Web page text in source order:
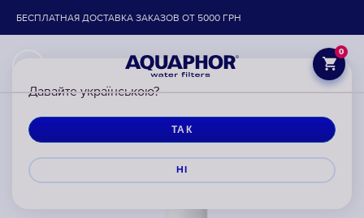
Давайте українською?
ТАК
НІ
0
БЕСПЛАТНАЯ ДОСТАВКА ЗАКАЗОВ ОТ 5000 ГРН